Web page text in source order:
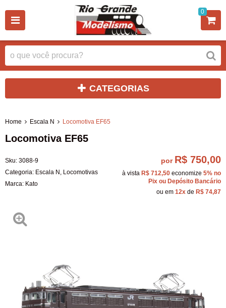
0
CATEGORIAS
Home Escala N Locomotiva EF65
Locomotiva EF65
Sku: 3088-9
Categoria: Escala N Locomotivas
Marca: Kato
por R$ 750,00
à vista R$ 712,50 economize 5% no
Pix ou Depósito Bancário
ou em 12x de R$ 74,87